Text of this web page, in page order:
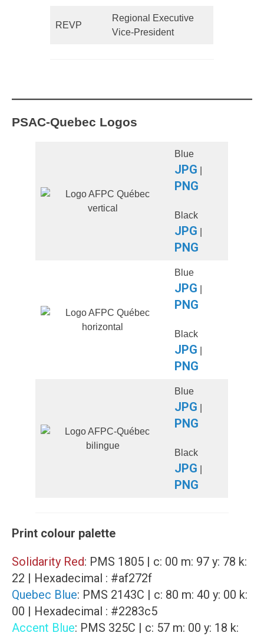
REVP
Regional Executive
Vice-President
PSAC-Quebec Logos
Blue
JPG
PNG
Black
JPG
PNG
Blue
JPG
PNG
Black
JPG
PNG
Blue
JPG
PNG
Black
JPG
PNG
Print colour palette
Solidarity Red: PMS 1805 | c: 00 m: 97 y: 78 k:
22 | Hexadecimal : #af272f
Quebec Blue: PMS 2143C | c: 80 m: 40 y: 00 k:
00 | Hexadecimal : #2283c5
Accent Blue: PMS 325C | c: 57 m: 00 y: 18 k: